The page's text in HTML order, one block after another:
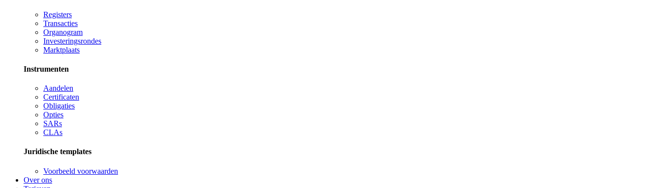
Registers
Transacties
Organogram
Investeringsrondes
Marktplaats
Instrumenten
Aandelen
Certificaten
Obligaties
Opties
SARs
CLAs
Juridische templates
Voorbeeld voorwaarden
Over ons